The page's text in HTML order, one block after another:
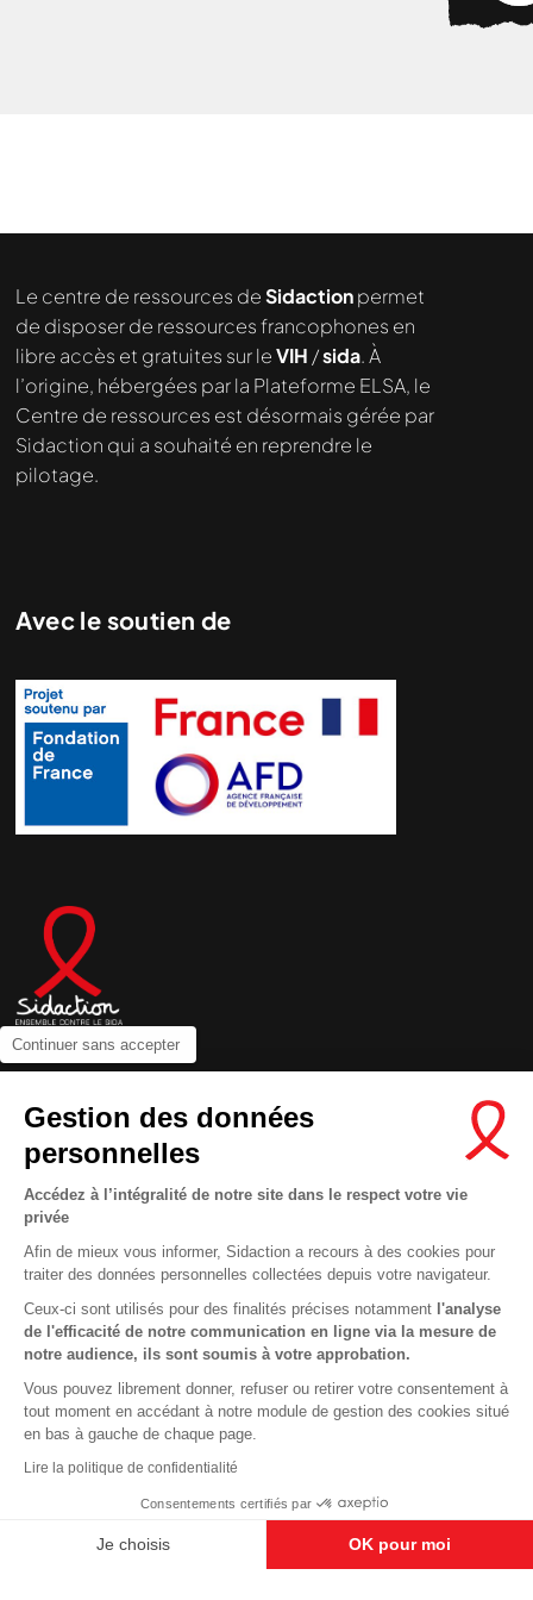
Continuer sans accepter
Gestion des données
personnelles
Accédez à l’intégralité de notre site dans le respect votre vie
privée
Afin de mieux vous informer, Sidaction a recours à des cookies pour
traiter des données personnelles collectées depuis votre navigateur.
Ceux-ci sont utilisés pour des finalités précises notamment l'analyse
de l'efficacité de notre communication en ligne via la mesure de
notre audience, ils sont soumis à votre approbation.
Vous pouvez librement donner, refuser ou retirer votre consentement à
tout moment en accédant à notre module de gestion des cookies situé
en bas à gauche de chaque page.
Lire la politique de confidentialité
Consentements certifiés par
Je choisis OK pour moi
Nous cherchons le contenu
demandé....
Le centre de ressources deSidactionpermet
de disposer de ressources francophones en
libre accès et gratuites sur leVIH /sida. À
l’origine, hébergées par la Plateforme ELSA, le
Centre de ressources est désormais gérée par
Sidaction qui a souhaité en reprendre le
pilotage.
Avec le soutien de
Newsletter
Nous suivre sur les réseaux :
MENTIONS LÉGALES
CONDITIONS D’UTILISATION ET PROTECTION DES DONNÉES
COOKIES
This site uses cookies and gives you control over what you want to
En savoir plus